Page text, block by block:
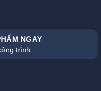
NGAY
trình